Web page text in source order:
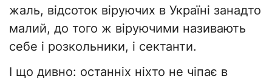
жаль, відсоток віруючих в Україні занадто
малий, до того ж віруючими називають
себе і розкольники, і сектанти.
І що дивно: останніх ніхто не чіпає в